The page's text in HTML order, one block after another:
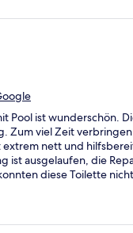
Pool ist wunderschön.
Zum viel Zeit
extrem nett und
ist ausgelaufen, die
diese Toilette
unter Wasser zu setzen.
lief auch etwas.